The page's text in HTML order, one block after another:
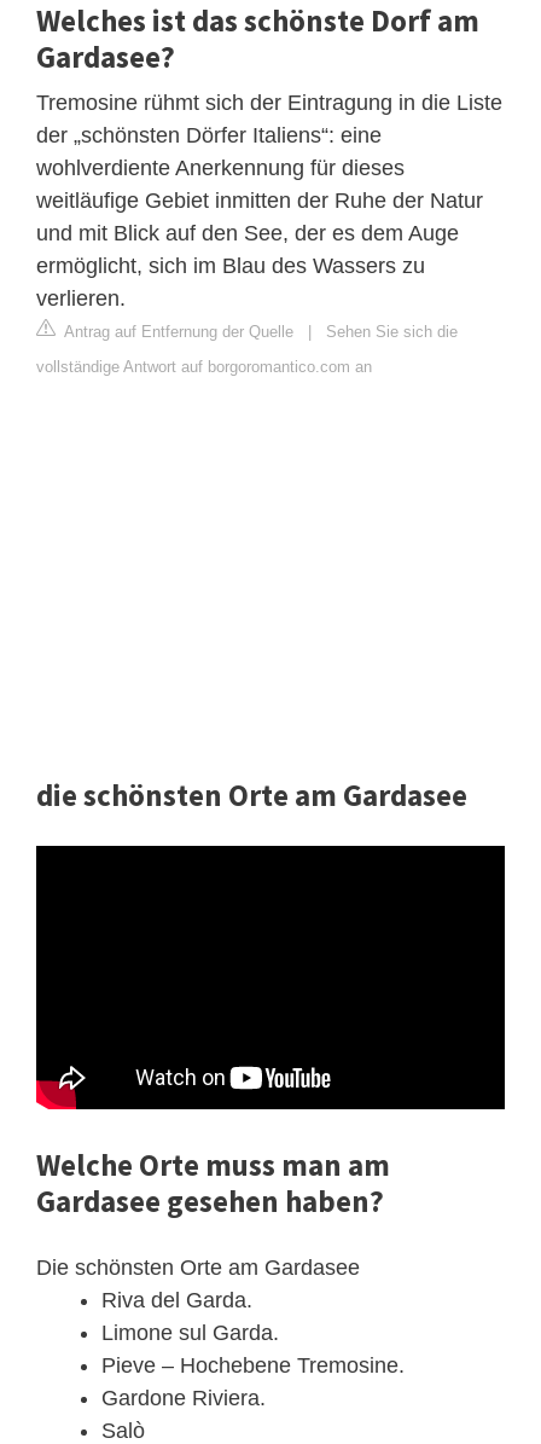
Welches ist das schönste Dorf am
Gardasee?
Tremosine rühmt sich der Eintragung in die Liste
der „schönsten Dörfer Italiens“: eine
wohlverdiente Anerkennung für dieses
weitläufige Gebiet inmitten der Ruhe der Natur
und mit Blick auf den See, der es dem Auge
ermöglicht, sich im Blau des Wassers zu
verlieren.
Antrag auf Entfernung der Quelle
Sehen Sie sich die
vollständige Antwort auf borgoromantico.com an
die schönsten Orte am Gardasee
Welche Orte muss man am
Gardasee gesehen haben?
Die schönsten Orte am Gardasee
Riva del Garda.
Limone sul Garda.
Pieve – Hochebene Tremosine.
Gardone Riviera.
Salò